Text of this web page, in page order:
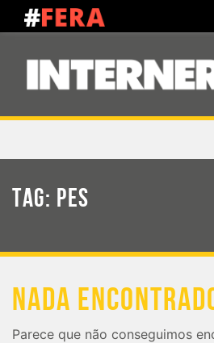
TAG: PES
NADA
Parece que não conseguimos